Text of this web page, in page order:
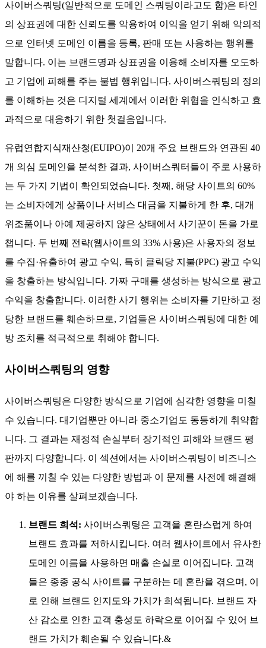
사이버스쿼팅(일반적으로 도메인 스쿼팅이라고도 함)은 타인
의 상표권에 대한 신뢰도를 악용하여 이익을 얻기 위해 악의적
으로 인터넷 도메인 이름을 등록, 판매 또는 사용하는 행위를
말합니다. 이는 브랜드명과 상표권을 이용해 소비자를 오도하
고 기업에 피해를 주는 불법 행위입니다. 사이버스쿼팅의 정의
를 이해하는 것은 디지털 세계에서 이러한 위협을 인식하고 효
과적으로 대응하기 위한 첫걸음입니다.
유럽연합지식재산청(EUIPO)이 20개 주요 브랜드와 연관된 40
개 의심 도메인을 분석한 결과, 사이버스쿼터들이 주로 사용하
는 두 가지 기법이 확인되었습니다. 첫째, 해당 사이트의 60%
는 소비자에게 상품이나 서비스 대금을 지불하게 한 후, 대개
위조품이나 아예 제공하지 않은 상태에서 사기꾼이 돈을 가로
챕니다. 두 번째 전략(웹사이트의 33% 사용)은 사용자의 정보
를 수집·유출하여 광고 수익, 특히 클릭당 지불(PPC) 광고 수익
을 창출하는 방식입니다. 가짜 구매를 생성하는 방식으로 광고
수익을 창출합니다. 이러한 사기 행위는 소비자를 기만하고 정
당한 브랜드를 훼손하므로, 기업들은 사이버스쿼팅에 대한 예
방 조치를 적극적으로 취해야 합니다.
사이버스쿼팅의 영향
사이버스쿼팅은 다양한 방식으로 기업에 심각한 영향을 미칠
수 있습니다. 대기업뿐만 아니라 중소기업도 동등하게 취약합
니다. 그 결과는 재정적 손실부터 장기적인 피해와 브랜드 평
판까지 다양합니다. 이 섹션에서는 사이버스쿼팅이 비즈니스
에 해를 끼칠 수 있는 다양한 방법과 이 문제를 사전에 해결해
야 하는 이유를 살펴보겠습니다.
브랜드 희석: 사이버스쿼팅은 고객을 혼란스럽게 하여
브랜드 효과를 저하시킵니다. 여러 웹사이트에서 유사한
도메인 이름을 사용하면 매출 손실로 이어집니다. 고객
들은 종종 공식 사이트를 구분하는 데 혼란을 겪으며, 이
로 인해 브랜드 인지도와 가치가 희석됩니다. 브랜드 자
산 감소로 인한 고객 충성도 하락으로 이어질 수 있어 브
랜드 가치가 훼손될 수 있습니다.&